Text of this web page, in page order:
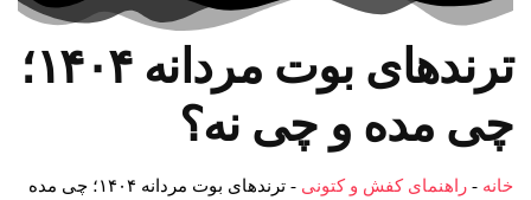
ترندهای بوت مردانه ۱۴۰۴؛
چی مده و چی نه؟
خانه - راهنمای کفش و کتونی -
ترندهای بوت مردانه ۱۴۰۴؛ چی مده